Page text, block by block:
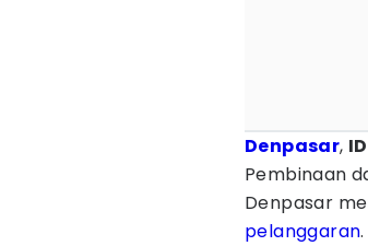
Denpasar,
Pembinaan
Denpasar
pelanggaran